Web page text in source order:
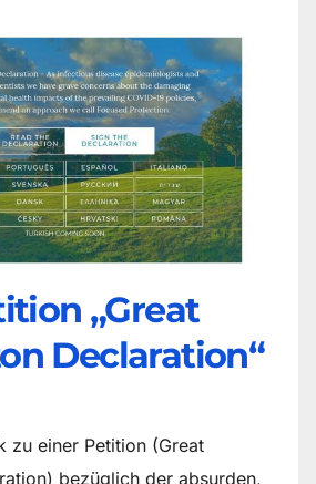
„Great
Declaration“
zu einer Petition (Great
bezüglich der absurden,